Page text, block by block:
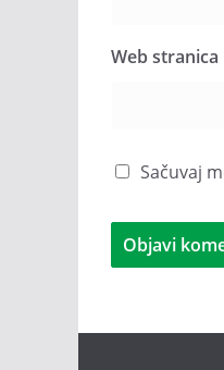
Web stranica
Sačuvaj